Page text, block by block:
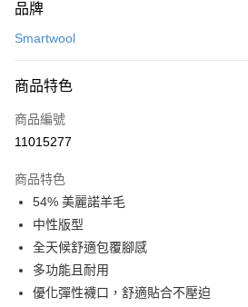
信用卡一次付款
Apple Pay
悠遊付
7-11取貨(快速到店)
每筆NT$100，滿NT$1,500(含以上)免運費
宅配-本島
每筆NT$100，滿NT$1,500(含以上)免運費
品牌
Smartwool
商品特色
商品編號
11015277
商品特色
54% 美麗諾羊毛
中性版型
全天候舒適包覆腳感
多功能且耐用
優化彈性襪口，舒適貼合不壓迫